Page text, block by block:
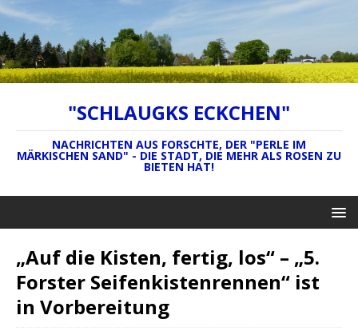
"SCHLAUGKS ECKCHEN"
NACHRICHTEN AUS FORSCHTE, DER "PERLE IM
MÄRKISCHEN SAND" - DIE STADT, DIE MEHR ALS ROSEN ZU
BIETEN HAT!
„Auf die Kisten, fertig, los“ – „5.
Forster Seifenkistenrennen“ ist
in Vorbereitung